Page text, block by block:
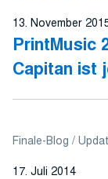
13. November
PrintMusic
Capitan ist
Finale-Blog
17. Juli 2014